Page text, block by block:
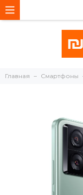
Главная Смартфоны